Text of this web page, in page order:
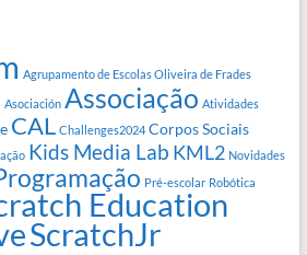
Agrupamento de Escolas Oliveira de Frades
Asociación Associação Atividades
CAL Challenges2024 Corpos Sociais
Kids Media Lab KML2 Novidades
Pré-escolar Robótica
Education
ScratchJr